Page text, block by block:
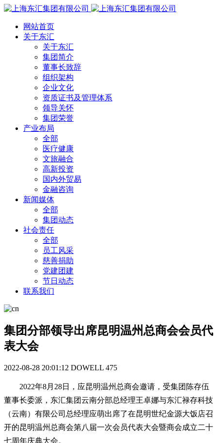
网站首页
关于东汇
关于东汇
集团简介
董事长致辞
组织架构
企业文化
资质证书及管理体系
领导关怀
集团荣誉
产业布局
全部
医疗健康
文旅融合
高新投资
国内外贸易
金融咨询
新闻媒体
全部
集团动态
社会责任
全部
员工风采
慈善捐助
党建团建
节日动态
联系我们
集团分部领导出席昆明温州总商会会员代
表大会
2022-08-28 20:01:12 DOWELL 475
2022年8月28日，应昆明温州总商会邀请，受集团陈存伍
董事长委派，东汇集团云南分部总经理王卓娜与东汇禄存科技
（云南）有限公司总经理应萌出席了在昆明世纪金源大饭店召
开的昆明温州总商会第八届一次会员代表大会暨商会成立二十
七周年庆典大会。